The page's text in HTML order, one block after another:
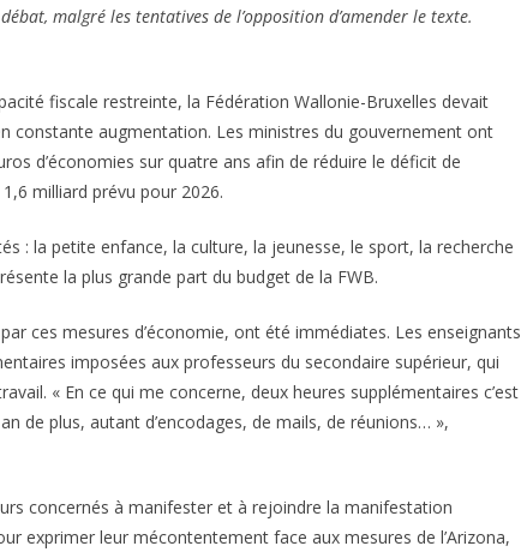
malgré les tentatives de l’opposition d’amender le texte.
fiscale restreinte, la Fédération Wallonie-Bruxelles devait
constante augmentation. Les ministres du gouvernement ont
d’économies sur quatre ans afin de réduire le déficit de
milliard prévu pour 2026.
: la petite enfance, la culture, la jeunesse, le sport, la recherche
la plus grande part du budget de la FWB.
ces mesures d’économie, ont été immédiates. Les enseignants
imposées aux professeurs du secondaire supérieur, qui
« En ce qui me concerne, deux heures supplémentaires c’est
de plus, autant d’encodages, de mails, de réunions… »,
concernés à manifester et à rejoindre la manifestation
exprimer leur mécontentement face aux mesures de l’Arizona,